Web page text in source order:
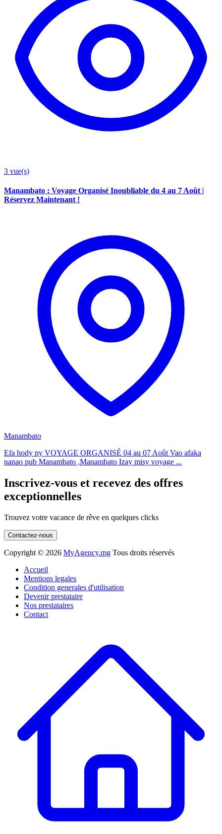
3 vue(s)
Manambato : Voyage Organisé Inoubliable du 4 au 7 Août |
Réservez Maintenant !
Manambato
Efa hody ny VOYAGE ORGANISÉ 04 au 07 Août Vao afaka
nanao pub Manambato ,Manambato Izay misy voyage ...
Inscrivez-vous et recevez des offres
exceptionnelles
Trouvez votre vacance de rêve en quelques clicks
Contactez-nous
Copyright © 2026 MyAgency.mg Tous droits réservés
Accueil
Mentions legales
Condition generales d'utilisation
Devenir prestataire
Nos prestataires
Contact